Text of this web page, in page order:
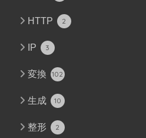
HTTP 2
IP 3
変換 102
生成 10
整形 2